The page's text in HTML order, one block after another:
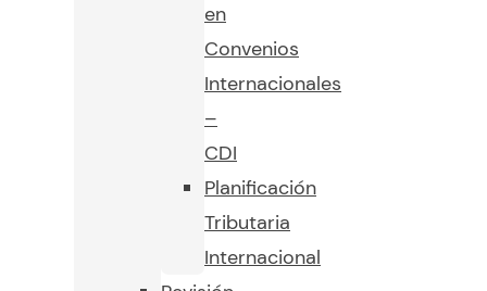
en
Convenios
Internacionales
–
CDI
Planificación
Tributaria
Internacional